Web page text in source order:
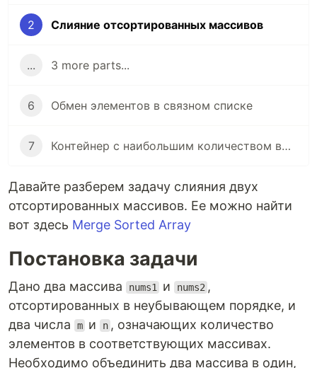
2 Слияние отсортированных массивов
... 3 more parts...
6 Обмен элементов в связном списке
7 Контейнер с наибольшим количеством воды
Давайте разберем задачу слияния двух
отсортированных массивов. Ее можно найти
вот здесь Merge Sorted Array
Постановка задачи
Дано два массива nums1 и nums2 ,
отсортированных в неубывающем порядке, и
два числа
m и n , означающих количество
элементов в соответствующих массивах.
Необходимо объединить два массива в один,